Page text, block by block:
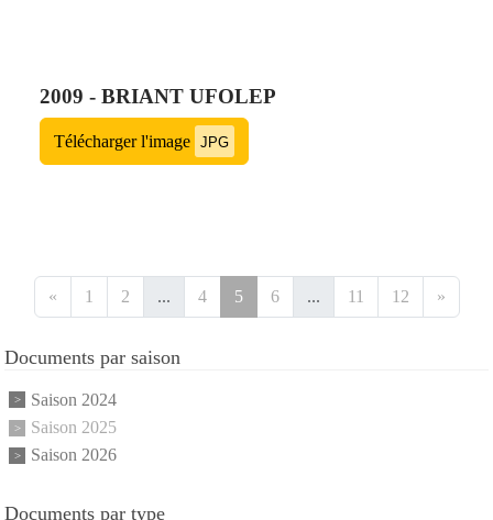
2009 - BRIANT UFOLEP
Télécharger l'image JPG
« 1 2 ... 4 5 6 ... 11 12 »
Documents par saison
Saison 2024
Saison 2025
Saison 2026
Documents par type